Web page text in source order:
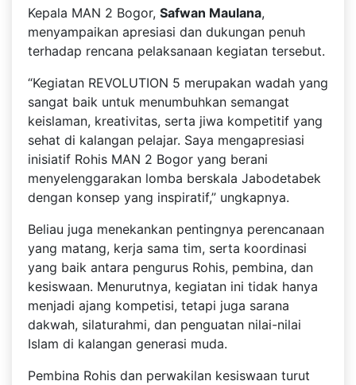
Kepala MAN 2 Bogor, Safwan Maulana,
menyampaikan apresiasi dan dukungan penuh
terhadap rencana pelaksanaan kegiatan tersebut.
“Kegiatan REVOLUTION 5 merupakan wadah yang
sangat baik untuk menumbuhkan semangat
keislaman, kreativitas, serta jiwa kompetitif yang
sehat di kalangan pelajar. Saya mengapresiasi
inisiatif Rohis MAN 2 Bogor yang berani
menyelenggarakan lomba berskala Jabodetabek
dengan konsep yang inspiratif,” ungkapnya.
Beliau juga menekankan pentingnya perencanaan
yang matang, kerja sama tim, serta koordinasi
yang baik antara pengurus Rohis, pembina, dan
kesiswaan. Menurutnya, kegiatan ini tidak hanya
menjadi ajang kompetisi, tetapi juga sarana
dakwah, silaturahmi, dan penguatan nilai-nilai
Islam di kalangan generasi muda.
Pembina Rohis dan perwakilan kesiswaan turut